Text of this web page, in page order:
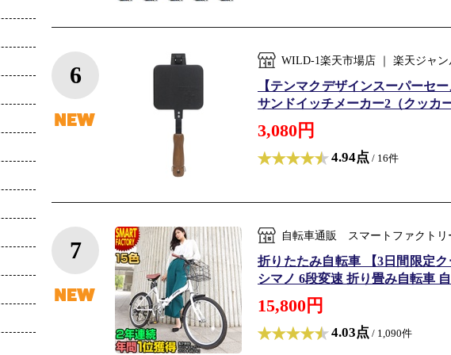
6
WILD-1楽天市場店 ｜ 楽天ジャ
【テンマクデザインスーパーセ
サンドイッチメーカー2（クッカ
3,080円
4.94点 / 16件
7
自転車通販 スマートファクトリ
折りたたみ自転車 【3日間限定
シマノ 6段変速 折り畳み自転車
15,800円
4.03点 / 1,090件